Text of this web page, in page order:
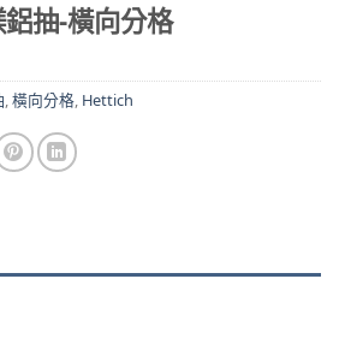
抽-橫向分格
,橫向分格, Hettich